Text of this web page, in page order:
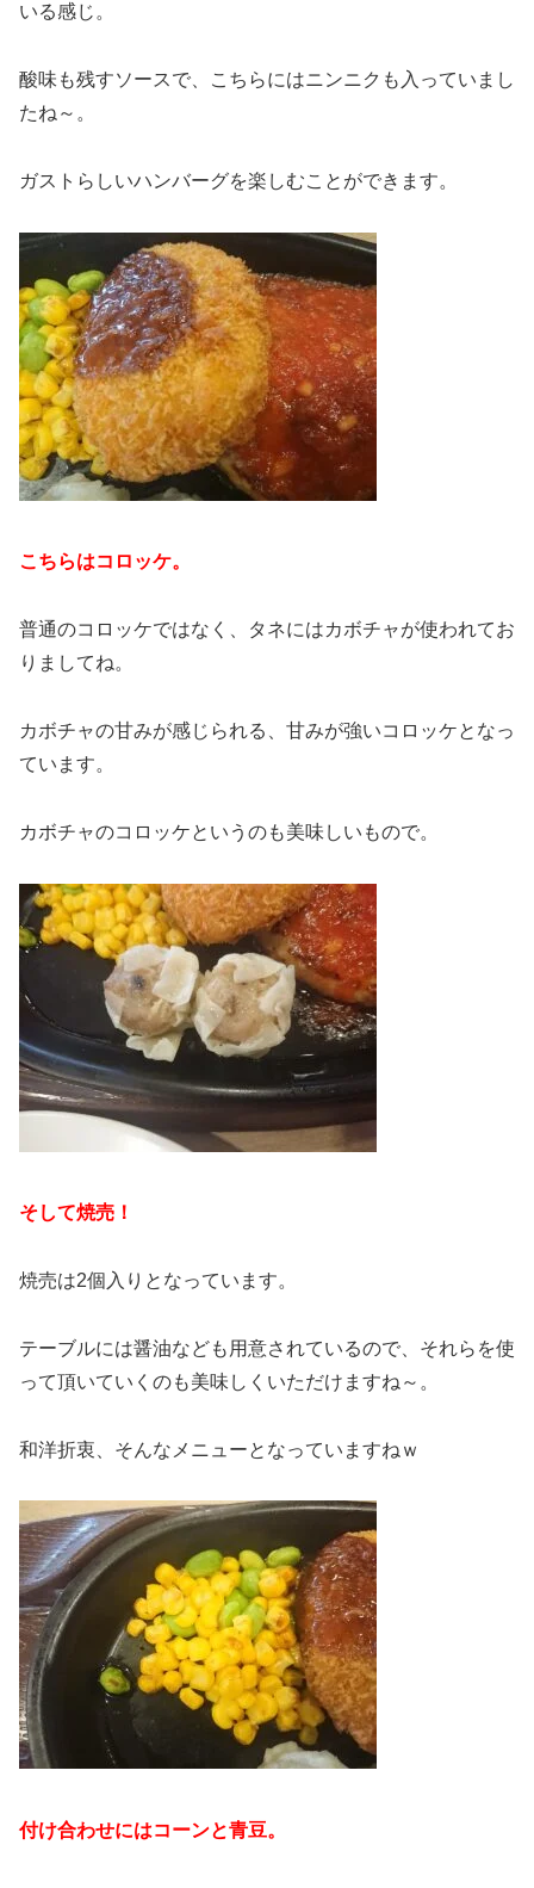
いる感じ。
酸味も残すソースで、こちらにはニンニクも入っていまし
たね～。
ガストらしいハンバーグを楽しむことができます。
こちらはコロッケ。
普通のコロッケではなく、タネにはカボチャが使われてお
りましてね。
カボチャの甘みが感じられる、甘みが強いコロッケとなっ
ています。
カボチャのコロッケというのも美味しいもので。
そして焼売！
焼売は2個入りとなっています。
テーブルには醤油なども用意されているので、それらを使
って頂いていくのも美味しくいただけますね～。
和洋折衷、そんなメニューとなっていますねｗ
付け合わせにはコーンと青豆。